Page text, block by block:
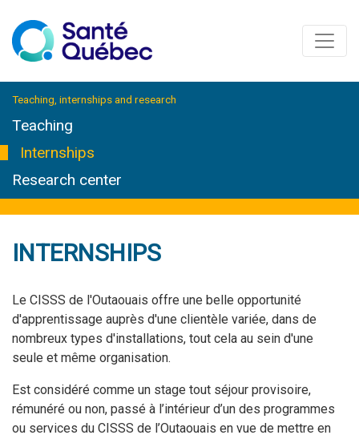
Teaching, internships and research
Teaching
Internships
Research center
INTERNSHIPS
Le CISSS de l'Outaouais offre une belle opportunité
d'apprentissage auprès d'une clientèle variée, dans de
nombreux types d'installations, tout cela au sein d'une
seule et même organisation.
Est considéré comme un stage tout séjour provisoire,
rémunéré ou non, passé à l’intérieur d’un des programmes
ou services du CISSS de l’Outaouais en vue de mettre en